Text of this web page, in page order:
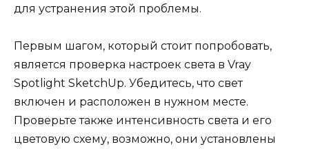
для устранения этой проблемы.
Первым шагом, который стоит попробовать,
является проверка настроек света в Vray
Spotlight SketchUp. Убедитесь, что свет
включен и расположен в нужном месте.
Проверьте также интенсивность света и его
цветовую схему, возможно, они установлены